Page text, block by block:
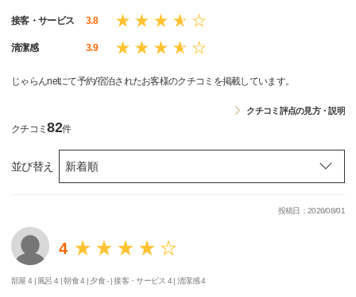
接客・サービス 3.8
清潔感 3.9
じゃらんnetにて予約/宿泊されたお客様のクチコミを掲載しています。
クチコミ評点の見方・説明
クチコミ82件
並び替え
投稿日：2026/08/01
4
部屋 4 | 風呂 4 |朝食 4 | 夕食 - |接客・サービス 4 |清潔感 4